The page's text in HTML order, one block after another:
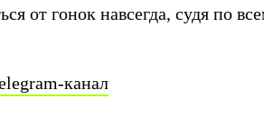
от гонок навсегда, судя по
канал